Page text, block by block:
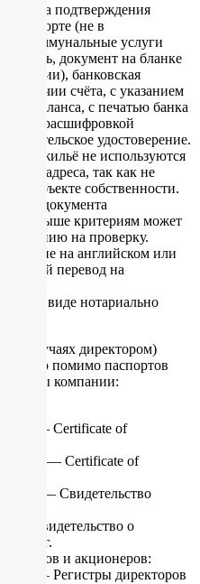
подтверждения
паспорте (не в
за коммунальные услуги
есть, документ на бланке
банковская
наличии счёта, с указанием
баланса, с печатью банка
с расшифровкой
водительское удостоверение.
на жильё не используются
адреса, так как не
в объекте собственности.
документа
выше критериям может
на проверку.
не на английском или
перевод на
или в виде нотариально
случаях директором)
то помимо паспортов
компании:
— Certificate of
— Certificate of
— Свидетельство
— Свидетельство о
аналог.
и акционеров:
— Регистры директоров